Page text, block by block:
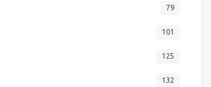
79
101
125
132